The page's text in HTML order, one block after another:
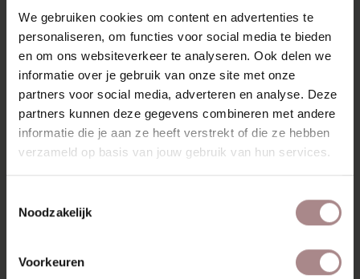
We gebruiken cookies om content en advertenties te
personaliseren, om functies voor social media te bieden
en om ons websiteverkeer te analyseren. Ook delen we
informatie over je gebruik van onze site met onze
partners voor social media, adverteren en analyse. Deze
partners kunnen deze gegevens combineren met andere
informatie die je aan ze heeft verstrekt of die ze hebben
verzameld op basis van jouw gebruik van hun services.
Noodzakelijk
Voorkeuren
STOFSTAAL
01